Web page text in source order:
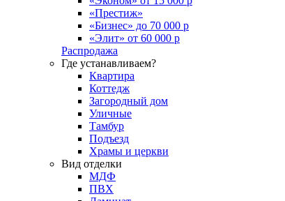
«Престиж»
«Бизнес» до 70 000 р
«Элит» от 60 000 р
Распродажа
Где устанавливаем?
Квартира
Коттедж
Загородный дом
Уличные
Тамбур
Подъезд
Храмы и церкви
Вид отделки
МДФ
ПВХ